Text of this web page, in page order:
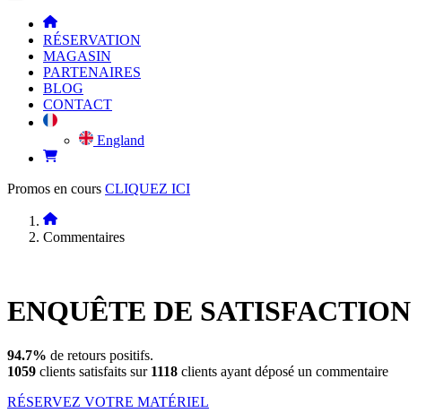
RÉSERVATION
MAGASIN
PARTENAIRES
BLOG
CONTACT
England
Promos en cours CLIQUEZ ICI
Commentaires
ENQUÊTE DE SATISFACTION
94.7% de retours positifs.
1059 clients satisfaits sur 1118 clients ayant déposé un commentaire
RÉSERVEZ VOTRE MATÉRIEL